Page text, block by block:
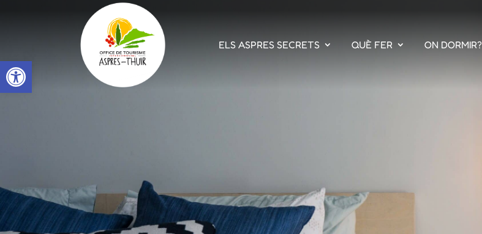
Open toolbar
ELS ASPRES SECRETS QUÈ FER ON DORMIR?